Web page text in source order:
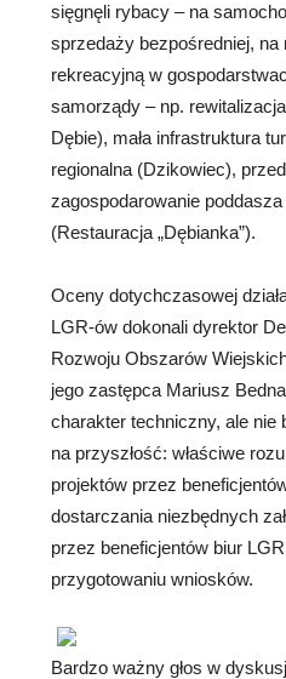
sięgnęli rybacy – na
sprzedaży bezpośredniej, na
rekreacyjną w
samorządy – np.
Dębie), mała infrastruktura
regionalna (Dzikowiec),
zagospodarowanie
(Restauracja „Dębianka”).
Oceny dotychczasowej
LGR-ów dokonali dyrektor
Rozwoju Obszarów
jego zastępca Mariusz
charakter techniczny, ale nie
na przyszłość: właściwe
projektów przez
dostarczania niezbędnych
przez beneficjentów biur
przygotowaniu wniosków.
Bardzo ważny głos w